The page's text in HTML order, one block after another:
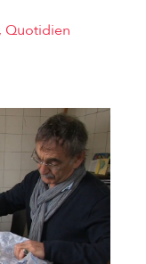
Quotidien